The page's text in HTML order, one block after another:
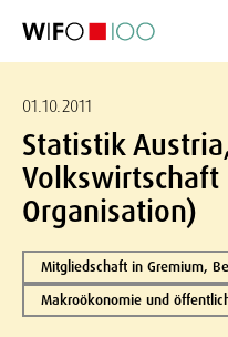
01.10.2011
Statistik
Volkswirtschaft
Organisation)
Mitgliedschaft in Gremium,
Makroökonomie und